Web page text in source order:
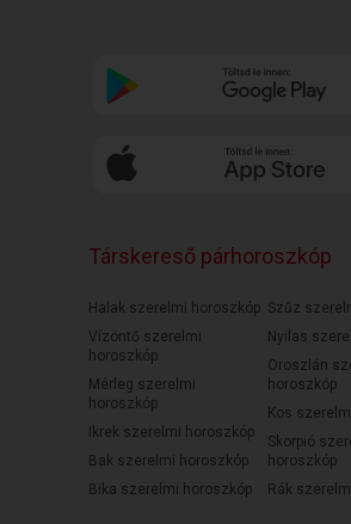
Társkereső párhoroszkóp
Halak szerelmi horoszkóp
Vízöntő szerelmi
horoszkóp
Mérleg szerelmi
horoszkóp
Ikrek szerelmi horoszkóp
Bak szerelmi horoszkóp
Bika szerelmi horoszkóp
Szűz
Nyilas
Oroszlán
horoszkóp
Kos
Skorpió
horoszkóp
Rák